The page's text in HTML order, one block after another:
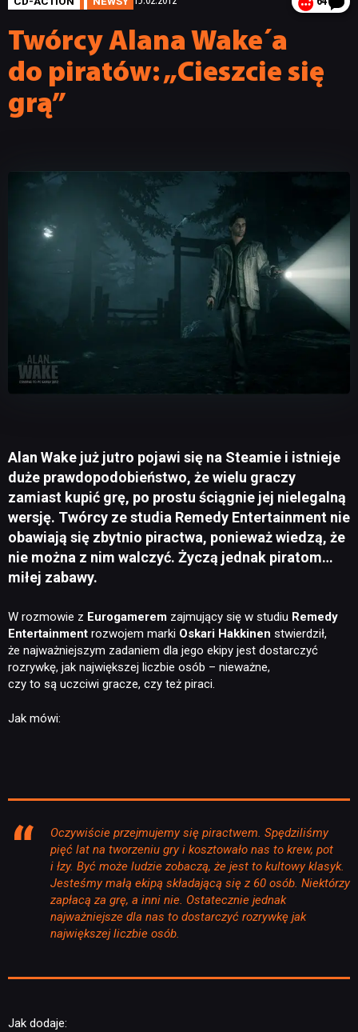
Twórcy Alana Wake´a
do piratów: „Cieszcie się
grą”
Alan Wake już jutro pojawi się na Steamie i istnieje
duże prawdopodobieństwo, że wielu graczy
zamiast kupić grę, po prostu ściągnie jej nielegalną
wersję. Twórcy ze studia Remedy Entertainment nie
obawiają się zbytnio piractwa, ponieważ wiedzą, że
nie można z nim walczyć. Życzą jednak piratom…
miłej zabawy.
W rozmowie z Eurogamerem zajmujący się w studiu Remedy
Entertainment rozwojem marki Oskari Hakkinen stwierdził,
że najważniejszym zadaniem dla jego ekipy jest dostarczyć
rozrywkę, jak największej liczbie osób – nieważne,
czy to są uczciwi gracze, czy też piraci.
Jak mówi:
Oczywiście przejmujemy się piractwem. Spędziliśmy
pięć lat na tworzeniu gry i kosztowało nas to krew, pot
i łzy. Być może ludzie zobaczą, że jest to kultowy klasyk.
Jesteśmy małą ekipą składającą się z 60 osób. Niektórzy
zapłacą za grę, a inni nie. Ostatecznie jednak
najważniejsze dla nas to dostarczyć rozrywkę jak
największej liczbie osób.
Jak dodaje: